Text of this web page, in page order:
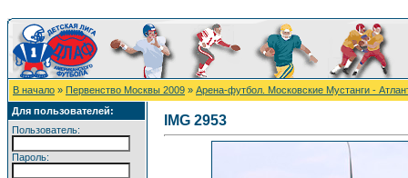
В начало » Первенство Москвы 2009 » Арена-футбол. Московские Мустанги -
Для пользователей:
Пользователь:
Пароль:
IMG 2953